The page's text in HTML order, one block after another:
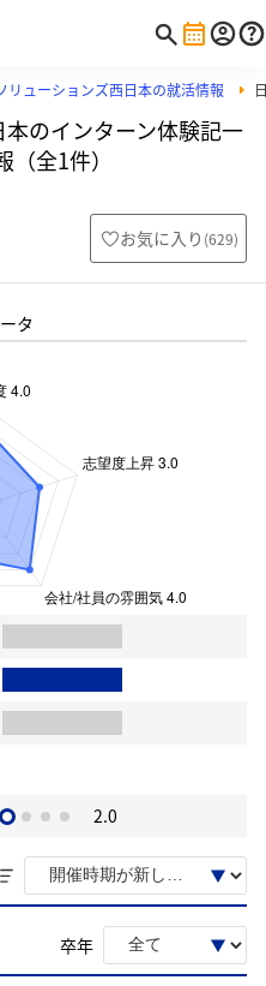
リューションズ西日本の就活情報
のインターン体験記一
全1件）
お気に入り (629)
タ
2.0
卒年